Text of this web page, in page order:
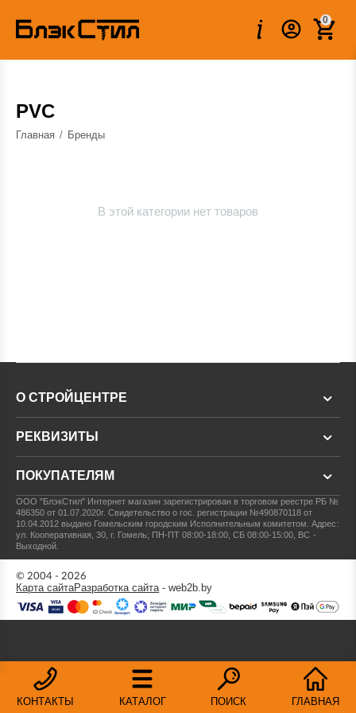
0
PVC
Главная / Бренды
В этой категории нет товаров
КОНТАКТЫ КАТАЛОГ ПОИСК ГЛАВНАЯ
О СТРОЙЦЕНТРЕ
РЕКВИЗИТЫ
ПОКУПАТЕЛЯМ
ООО "БлэкСтил" Интернет магазин зарегистрирован в торговом реестре РБ №
486350 от 01.07.2020г.Свидетельство о гос. регистрации №490870118 от
10.04.2012 выдано Гомельским городским Исполнительным комитетом.Адрес:
ул. Кооперативная, 30, г. Гомель; ПН-ПТ 08:00-18:00, СБ 08:00-15:00, ВС -
Выходной.
© 2004 - 2026
Карта сайтаРазработка сайта- web2b.by